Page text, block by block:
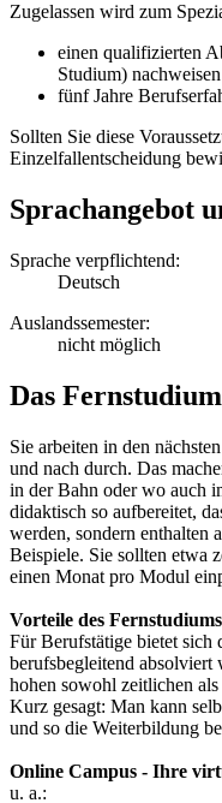
Zugelassen wird zum
einen qualifizierten
Studium)
fünf Jahre
Sollten Sie diese
Einzelfallentscheidung
Sprachangebot
Sprache verpflichtend:
Deutsch
Auslandssemester:
nicht möglich
Das Fernstudium
Sie arbeiten in den
und nach durch. Das
in der Bahn oder wo auch
didaktisch so aufbereitet,
werden, sondern enthalten
Beispiele. Sie sollten etwa
einen Monat pro Modul
Vorteile des
Für Berufstätige bietet sich
berufsbegleitend
hohen sowohl zeitlichen
Kurz gesagt: Man kann
und so die Weiterbildung
Online Campus - Ihre
u. a.: